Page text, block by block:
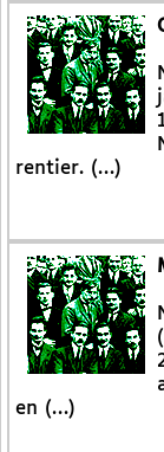
rentier. (…)
en (…)